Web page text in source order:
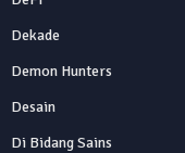
Dekade
Demon Hunters
Desain
Di Bidang Sains